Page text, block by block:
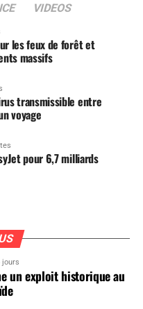
VIDEOS
les feux de forêt et
massifs
transmissible entre
voyage
pour 6,7 milliards
jours
un exploit historique au